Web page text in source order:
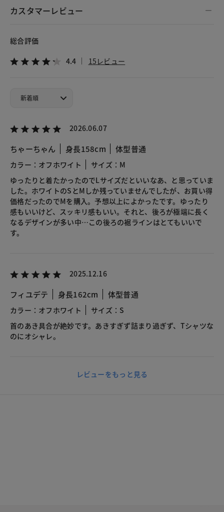
カスタマーレビュー
総合評価
4.4 15レビュー
2026.06.07
ちゃーちゃん 身長158cm 体型普通
カラー：オフホワイト
サイズ：M
ゆったりと着たかったのでLサイズだといいなあ、と思っていま
した。ホワイトのSとMしか残っていませんでしたが、お買い得
価格だったのでMを購入。予想以上によかったです。ゆったり
感もいいけど、スッキリ感もいい。それと、後ろが極端に長く
なるデザインが多い中…この後ろの裾ラインはとてもいいで
す。
2025.12.16
フィユデテ 身長162cm 体型普通
カラー：オフホワイト
サイズ：S
首のあき具合が絶妙です。あきすぎず詰まり過ぎず、Tシャツな
のにオシャレ。
レビューをもっと見る